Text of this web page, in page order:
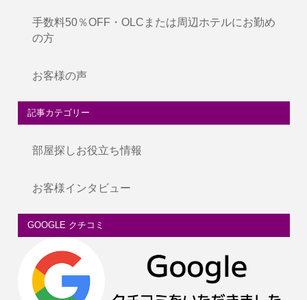
手数料50％OFF・OLCまたは周辺ホテルにお勤め
の方
お客様の声
記事カテゴリー
部屋探しお役立ち情報
お客様インタビュー
GOOGLE クチコミ